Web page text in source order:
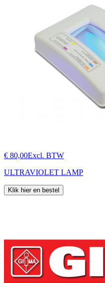
€ 80,00Excl. BTW
ULTRAVIOLET LAMP
Klik hier en bestel